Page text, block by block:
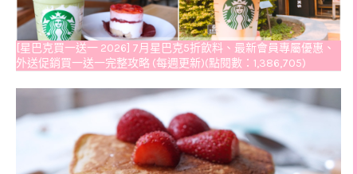
[星巴克買一送一 2026] 7月星巴克5折飲料、最新會員專屬優惠、
外送促銷買一送一完整攻略 (每週更新)(點閱數：1,386,705)